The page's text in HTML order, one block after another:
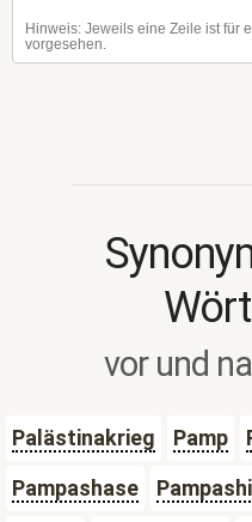
vor und
Palästinakrieg Pamp
Pampashase